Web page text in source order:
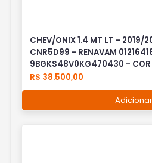
CHEV/ONIX 1.4 MT LT - 2019/
CNR5D99 - RENAVAM
9BGKS48V0KG470430 - COR
R$ 38.500,00
Adicionar